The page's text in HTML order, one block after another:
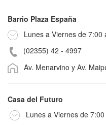
Barrio Plaza España
Lunes a Viernes de 7:00
(02355) 42 - 4997
Av. Menarvino y Av.
Casa del Futuro
Lunes a Viernes de